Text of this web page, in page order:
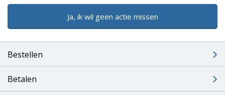
Ja, ik wil geen actie missen
Bestellen
Betalen